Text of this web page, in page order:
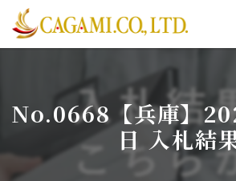
No.0668【兵庫】
日 入札結